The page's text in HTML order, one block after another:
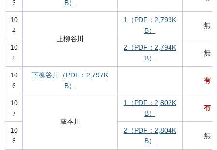
3 B）
10
4
上柳谷川
1（PDF：2,793K
B）
無
10
5
2（PDF：2,794K
B）
無
10
6
下柳谷川（PDF：2,797K
B）
有
10
7
蔵本川
1（PDF：2,802K
B）
有
10
8
2（PDF：2,804K
B）
無